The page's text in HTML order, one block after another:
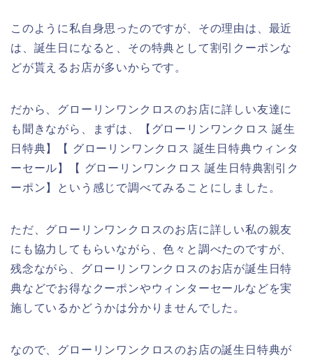
このように私自身思ったのですが、その理由は、最近
は、誕生日になると、その特典として割引クーポンな
どが貰えるお店が多いからです。
だから、グローリンワンクロスのお店に詳しい友達に
も聞きながら、まずは、【グローリンワンクロス 誕生
日特典】【 グローリンワンクロス 誕生日特典ウィンタ
ーセール】【 グローリンワンクロス 誕生日特典割引ク
ーポン】という感じで調べてみることにしました。
ただ、グローリンワンクロスのお店に詳しい私の親友
にも協力してもらいながら、色々と調べたのですが、
残念ながら、グローリンワンクロスのお店が誕生日特
典などでお得なクーポンやウィンターセールなどを実
施しているかどうかは分かりませんでした。
なので、グローリンワンクロスのお店の誕生日特典が